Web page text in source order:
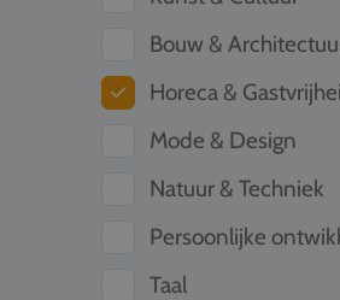
Bouw &
Horeca &
Mode & Design
Natuur & Techniek
Persoonlijke
Taal